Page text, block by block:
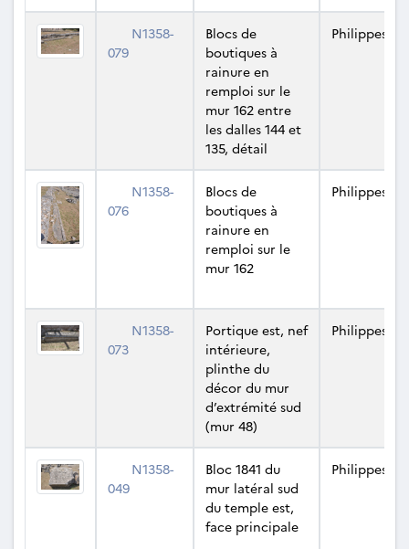
N1358-
079
Blocs de
boutiques à
rainure en
remploi sur le
mur 162 entre
les dalles 144 et
135, détail
Philippes
N1358-
076
Blocs de
boutiques à
rainure en
remploi sur le
mur 162
Philippes
N1358-
073
Portique est, nef
intérieure,
plinthe du
décor du mur
d’extrémité sud
(mur 48)
Philippes
N1358-
049
Bloc 1841 du
mur latéral sud
du temple est,
face principale
Philippes